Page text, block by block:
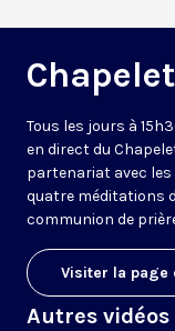
Tous les jours à
en direct du
partenariat avec les
quatre méditations
communion de
Visiter la page
Autres